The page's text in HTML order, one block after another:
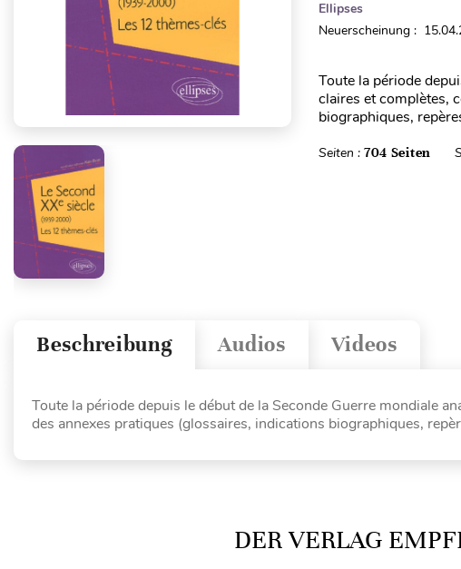
Ellipses
Neuerscheinung :
Toute la période
claires et complètes,
biographiques,
Seiten : 704 Seiten
Videos
Audios
Beschreibung
Toute la période depuis le début de la Seconde Guerre mondiale
des annexes pratiques (glossaires, indications biographiques,
DER VERLAG